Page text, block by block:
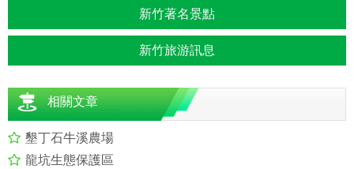
新竹著名景點
新竹旅游訊息
相關文章
墾丁石牛溪農場
龍坑生態保護區